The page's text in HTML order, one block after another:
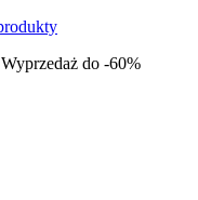
Wyprzedaż do -60%